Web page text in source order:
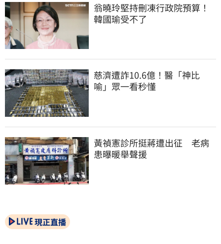
翁曉玲堅持刪凍行政院預算！
韓國瑜受不了
慈濟遭詐10.6億！醫「神比
喻」眾一看秒懂
黃禎憲診所挺蔣遭出征　老病
患曝暖舉聲援
現正直播